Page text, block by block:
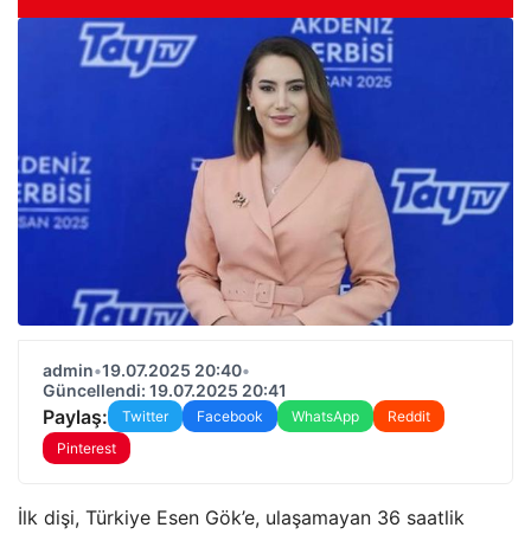
admin•19.07.2025 20:40•
Güncellendi: 19.07.2025 20:41
Paylaş: Twitter Facebook WhatsApp
Reddit
Pinterest
İlk dişi, Türkiye Esen Gök’e, ulaşamayan 36 saatlik